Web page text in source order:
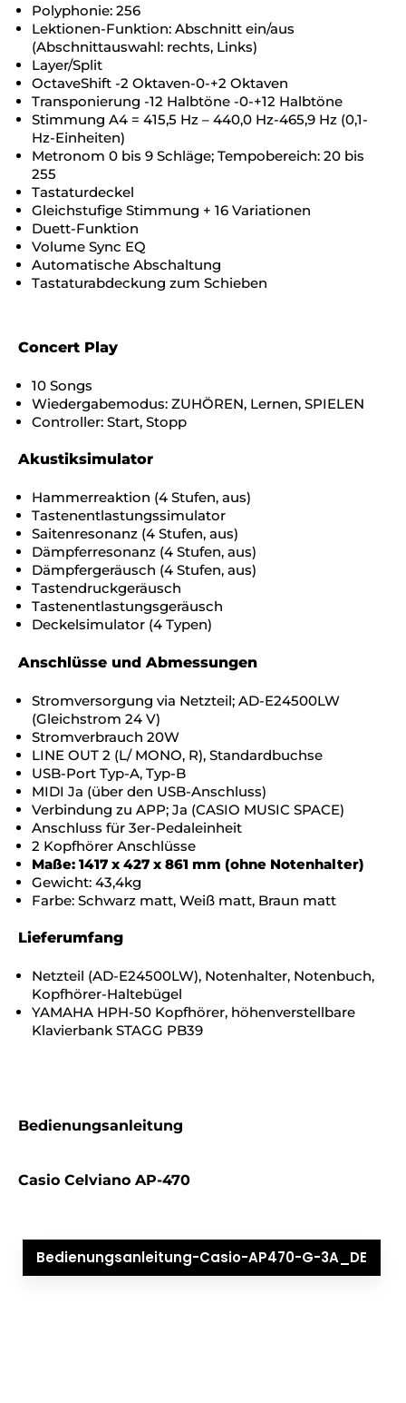
Polyphonie: 256
Lektionen-Funktion: Abschnitt ein/aus
(Abschnittauswahl: rechts, Links)
Layer/Split
OctaveShift -2 Oktaven-0-+2 Oktaven
Transponierung -12 Halbtöne -0-+12 Halbtöne
Stimmung A4 = 415,5 Hz – 440,0 Hz-465,9 Hz (0,1-
Hz-Einheiten)
Metronom 0 bis 9 Schläge; Tempobereich: 20 bis
255
Tastaturdeckel
Gleichstufige Stimmung + 16 Variationen
Duett-Funktion
Volume Sync EQ
Automatische Abschaltung
Tastaturabdeckung zum Schieben
Concert Play
10 Songs
Wiedergabemodus: ZUHÖREN, Lernen, SPIELEN
Controller: Start, Stopp
Akustiksimulator
Hammerreaktion (4 Stufen, aus)
Tastenentlastungssimulator
Saitenresonanz (4 Stufen, aus)
Dämpferresonanz (4 Stufen, aus)
Dämpfergeräusch (4 Stufen, aus)
Tastendruckgeräusch
Tastenentlastungsgeräusch
Deckelsimulator (4 Typen)
Anschlüsse und Abmessungen
Stromversorgung via Netzteil; AD-E24500LW
(Gleichstrom 24 V)
Stromverbrauch 20W
LINE OUT 2 (L/ MONO, R), Standardbuchse
USB-Port Typ-A, Typ-B
MIDI Ja (über den USB-Anschluss)
Verbindung zu APP; Ja (CASIO MUSIC SPACE)
Anschluss für 3er-Pedaleinheit
2 Kopfhörer Anschlüsse
Maße: 1417 x 427 x 861 mm (ohne Notenhalter)
Gewicht: 43,4kg
Farbe: Schwarz matt, Weiß matt, Braun matt
Lieferumfang
Netzteil (AD-E24500LW), Notenhalter, Notenbuch,
Kopfhörer-Haltebügel
YAMAHA HPH-50 Kopfhörer, höhenverstellbare
Klavierbank STAGG PB39
Bedienungsanleitung
Casio Celviano AP-470
Bedienungsanleitung-Casio-AP470-G-3A_DE